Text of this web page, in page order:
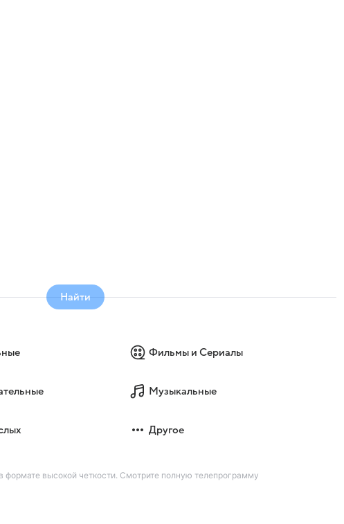
Найти
Фильмы и Сериалы
Музыкальные
Другое
высокой четкости. Смотрите полную телепрограмму